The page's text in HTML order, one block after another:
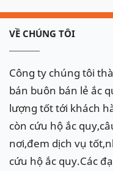
VỀ CHÚNG TÔI
Công ty chúng tôi
bán buôn bán lẻ ắc
lượng tốt tới khách
còn cứu hộ ắc
nơi,đem dịch vụ
cứu hộ ắc quy.Các